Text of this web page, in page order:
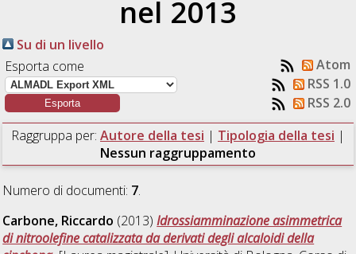
nel 2013
Su di un livello
Esporta come
Atom
RSS 1.0
RSS 2.0
Raggruppa per: Autore della tesi | Tipologia della tesi |
Nessun raggruppamento
Numero di documenti: 7.
Carbone, Riccardo (2013)Idrossiamminazione asimmetrica
di nitroolefine catalizzata da derivati degli alcaloidi della